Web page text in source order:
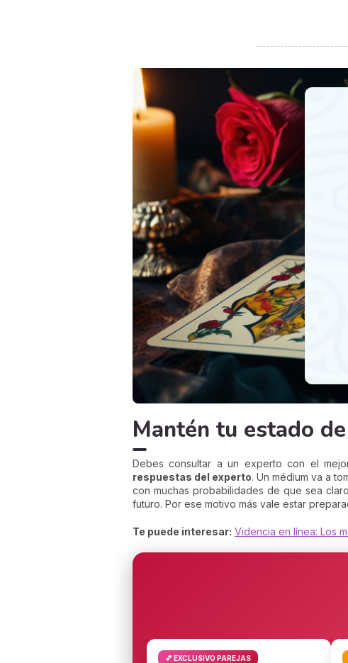
Mantén tu estado
Debes consultar a un experto con el
respuestas del experto. Un médium va a
con muchas probabilidades de que sea
futuro. Por ese motivo más vale estar
Te puede interesar: Videncia en línea: Los
💕 EXCLUSIVO PAREJAS